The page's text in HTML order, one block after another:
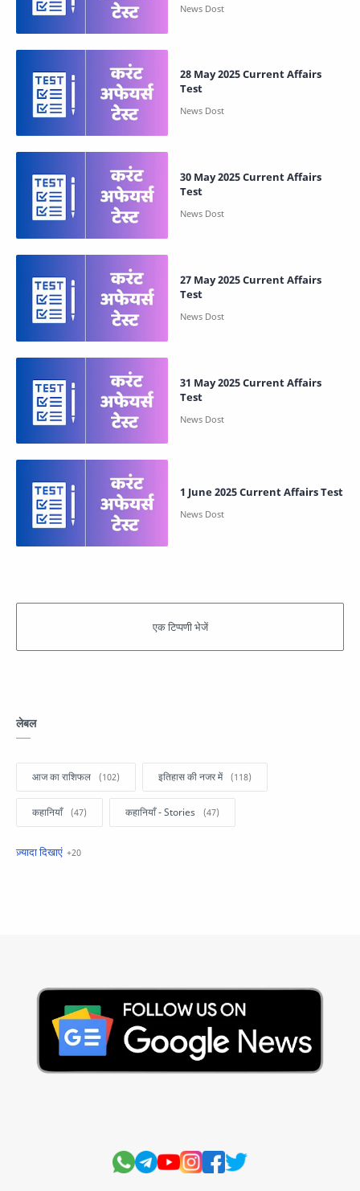
28 May 2025 Current Affairs
Test
30 May 2025 Current Affairs
Test
27 May 2025 Current Affairs
Test
31 May 2025 Current Affairs
Test
1 June 2025 Current Affairs Test
लेबल
आज का राशिफल इतिहास की नजर में
कहानियाँ कहानियाँ - Stories
खबरें फटाफट
Hindi Stories International
Jobs and Education Lifestyle
Monthly Current Affairs National